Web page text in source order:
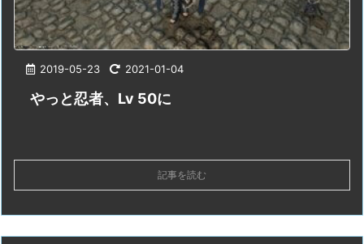
2019-05-23 2021-01-04
やっと忍者、Lv 50に
記事を読む